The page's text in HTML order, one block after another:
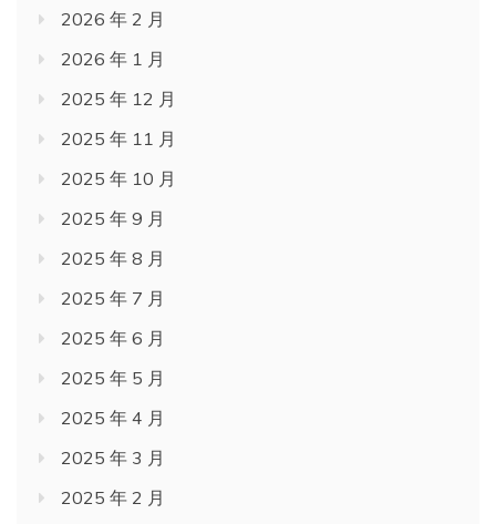
2026 年 2 月
2026 年 1 月
2025 年 12 月
2025 年 11 月
2025 年 10 月
2025 年 9 月
2025 年 8 月
2025 年 7 月
2025 年 6 月
2025 年 5 月
2025 年 4 月
2025 年 3 月
2025 年 2 月